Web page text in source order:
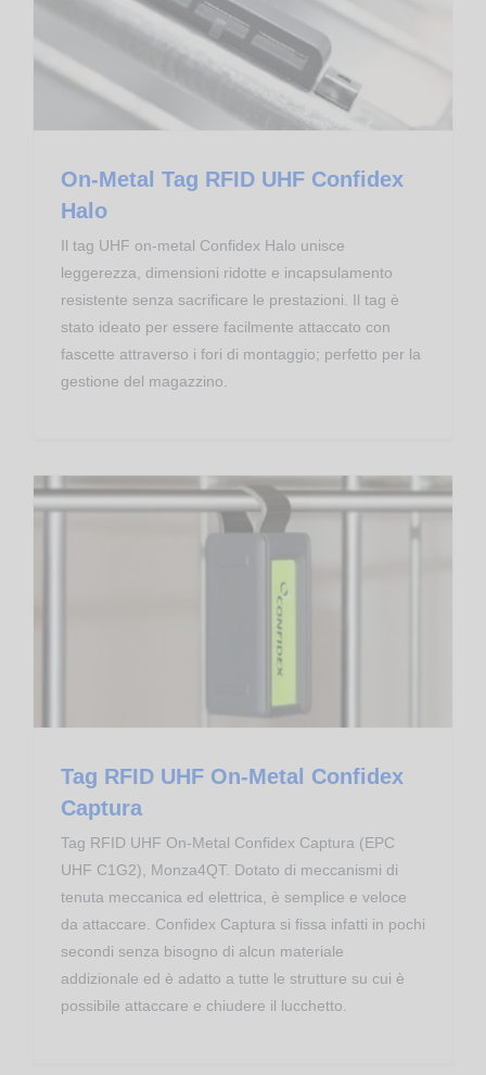
On-Metal Tag RFID UHF Confidex
Halo
Il tag UHF on-metal Confidex Halo unisce
leggerezza, dimensioni ridotte e incapsulamento
resistente senza sacrificare le prestazioni. Il tag è
stato ideato per essere facilmente attaccato con
fascette attraverso i fori di montaggio; perfetto per la
gestione del magazzino.
Tag RFID UHF On-Metal Confidex
Captura
Tag RFID UHF On-Metal Confidex Captura (EPC
UHF C1G2), Monza4QT. Dotato di meccanismi di
tenuta meccanica ed elettrica, è semplice e veloce
da attaccare. Confidex Captura si fissa infatti in pochi
secondi senza bisogno di alcun materiale
addizionale ed è adatto a tutte le strutture su cui è
possibile attaccare e chiudere il lucchetto.